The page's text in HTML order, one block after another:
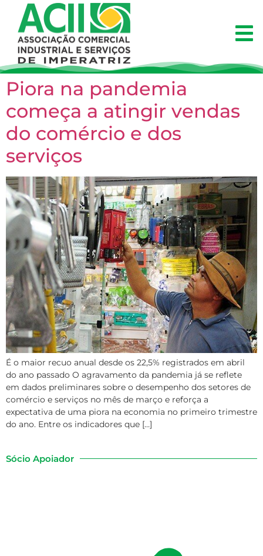
Piora na pandemia
começa a atingir vendas
do comércio e dos
serviços
É o maior recuo anual desde os 22,5% registrados em abril
do ano passado O agravamento da pandemia já se reflete
em dados preliminares sobre o desempenho dos setores de
comércio e serviços no mês de março e reforça a
expectativa de uma piora na economia no primeiro trimestre
do ano. Entre os indicadores que […]
Sócio Apoiador